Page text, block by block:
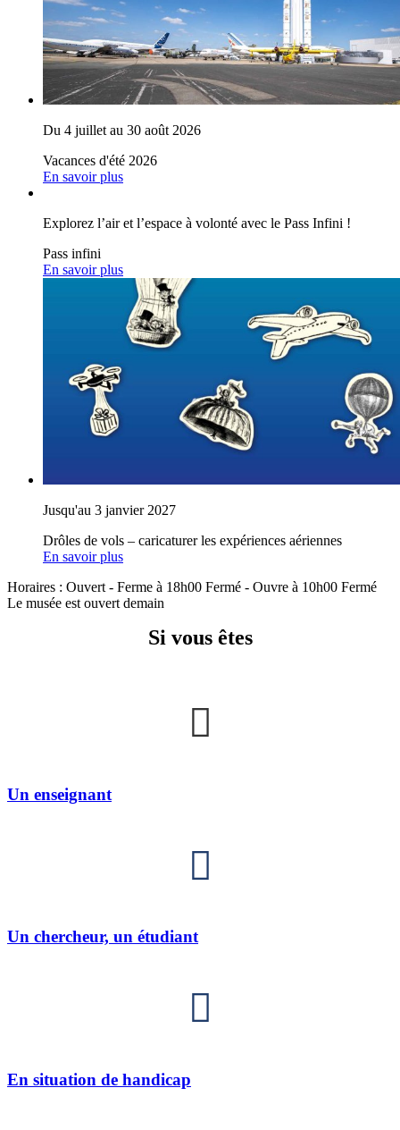
Du 4 juillet au 30 août 2026
Vacances d'été 2026
En savoir plus
Explorez l’air et l’espace à volonté avec le Pass Infini !
Pass infini
En savoir plus
Jusqu'au 3 janvier 2027
Drôles de vols – caricaturer les expériences aériennes
En savoir plus
Horaires : Ouvert - Ferme à 18h00 Fermé - Ouvre à 10h00 Fermé
Le musée est ouvert demain
Si vous êtes
Un enseignant
Un chercheur, un étudiant
En situation de handicap